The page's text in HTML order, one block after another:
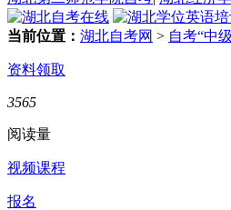
当前位置： 湖北自考网 > 自考“中
资料领取
3565
阅读量
视频课程
报名